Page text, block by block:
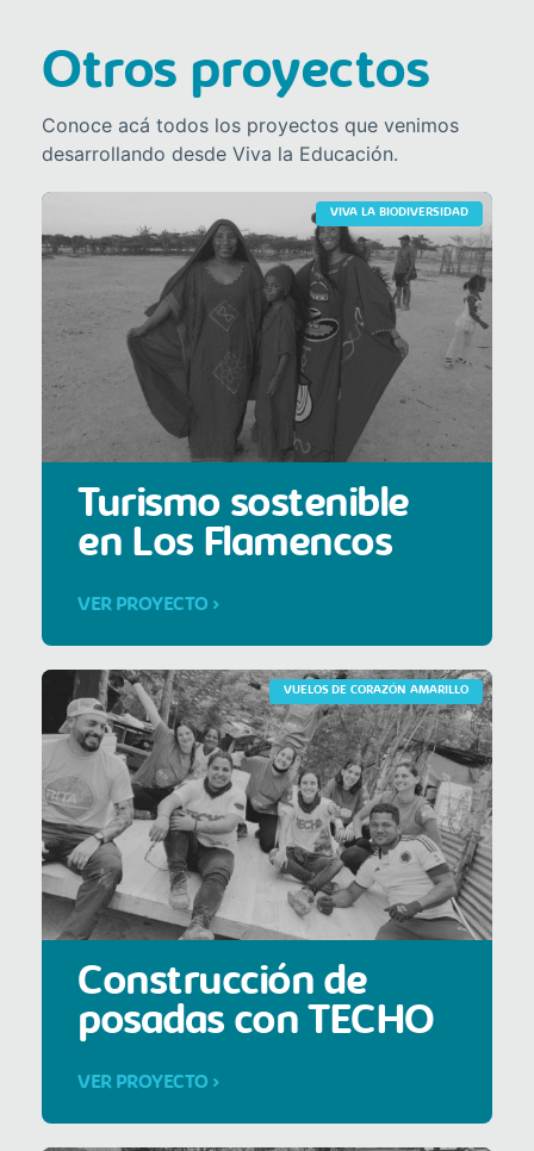
Otros proyectos
Conoce acá todos los proyectos que venimos
desarrollando desde Viva la Educación.
VIVA LA BIODIVERSIDAD
Turismo sostenible
en Los Flamencos
VER PROYECTO >
VUELOS DE CORAZÓN AMARILLO
Construcción de
posadas con TECHO
VER PROYECTO >